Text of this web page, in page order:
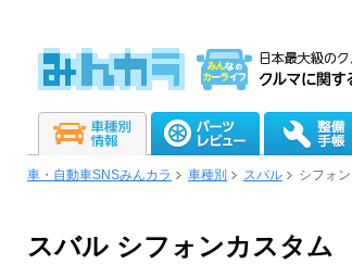
車・自動車SNSみんカラ 車種別 スバル シフォ
スバル シフォンカスタム